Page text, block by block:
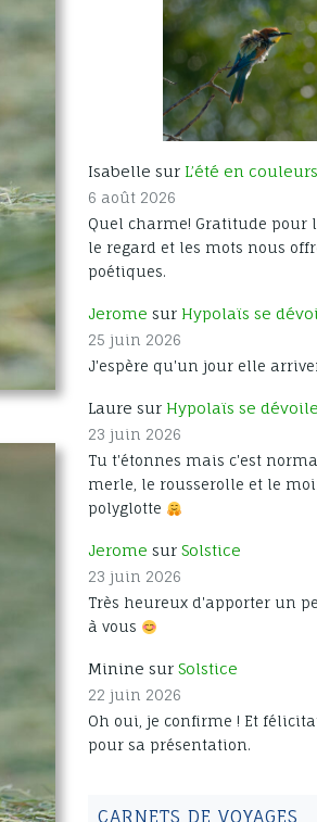
Isabelle sur L’été en couleurs
6 août 2026
Quel charme! Gratitude pour
le regard et les mots nous
poétiques.
Jerome sur Hypolaïs se
25 juin 2026
J'espère qu'un jour elle
Laure sur Hypolaïs se dévoile
23 juin 2026
Tu t'étonnes mais c'est
merle, le rousserolle et le
polyglotte
Jerome sur Solstice
23 juin 2026
Très heureux d'apporter un
à vous
Minine sur Solstice
22 juin 2026
Oh oui, je confirme ! Et
pour sa présentation.
CARNETS DE VOYAGES